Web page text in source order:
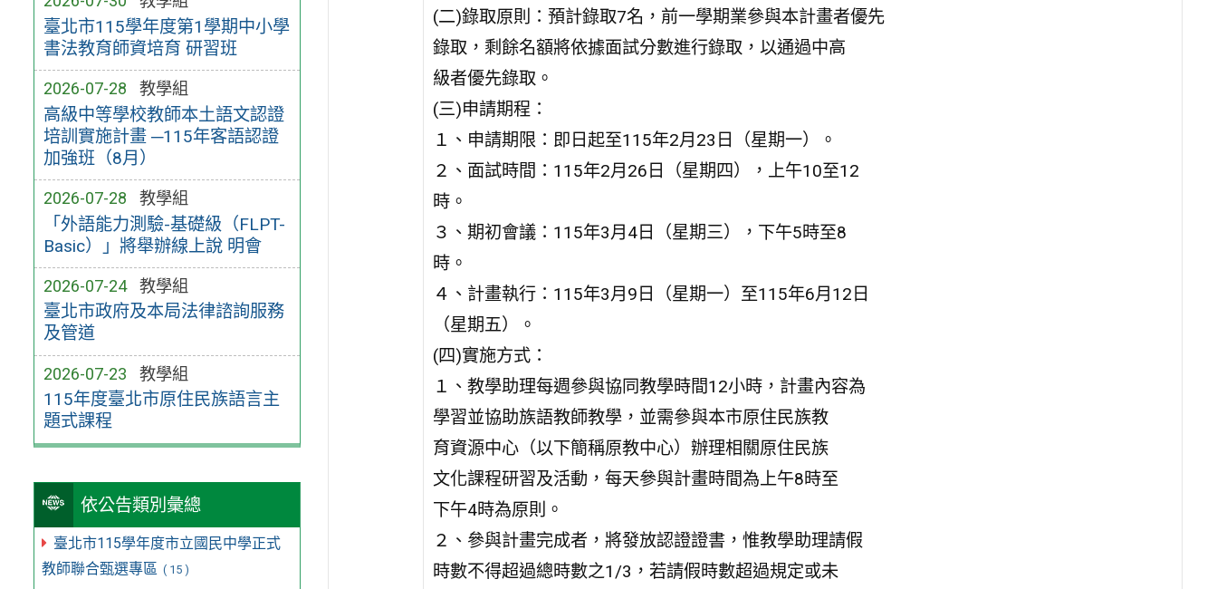
臺北市115學年度第1學期中小學
書法教育師資培育 研習班
2026-07-28 教學組
高級中等學校教師本土語文認證
培訓實施計畫 ─115年客語認證
加強班（8月）
2026-07-28 教學組
「外語能力測驗-基礎級（FLPT-
Basic）」將舉辦線上說 明會
2026-07-24 教學組
臺北市政府及本局法律諮詢服務
及管道
2026-07-23 教學組
115年度臺北市原住民族語言主
題式課程
依公告類別彙總
臺北市115學年度市立國民中學正式
教師聯合甄選專區 ( 15 )
(二)錄取原則：預計錄取7名，前一學期業參與本計畫者優先
錄取，剩餘名額將依據面試分數進行錄取，以通過中高
級者優先錄取。
(三)申請期程：
１、申請期限：即日起至115年2月23日（星期一）。
２、面試時間：115年2月26日（星期四），上午10至12
時。
３、期初會議：115年3月4日（星期三），下午5時至8
時。
４、計畫執行：115年3月9日（星期一）至115年6月12日
（星期五）。
(四)實施方式：
１、教學助理每週參與協同教學時間12小時，計畫內容為
學習並協助族語教師教學，並需參與本市原住民族教
育資源中心（以下簡稱原教中心）辦理相關原住民族
文化課程研習及活動，每天參與計畫時間為上午8時至
下午4時為原則。
２、參與計畫完成者，將發放認證證書，惟教學助理請假
時數不得超過總時數之1/3，若請假時數超過規定或未